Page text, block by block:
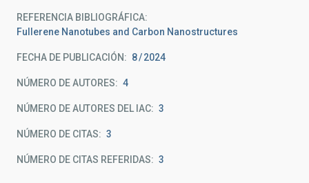
REFERENCIA BIBLIOGRÁFICA
Fullerene Nanotubes and Carbon Nanostructures
FECHA DE PUBLICACIÓN: 8 2024
NÚMERO DE AUTORES 4
NÚMERO DE AUTORES DEL IAC 3
NÚMERO DE CITAS 3
NÚMERO DE CITAS REFERIDAS 3